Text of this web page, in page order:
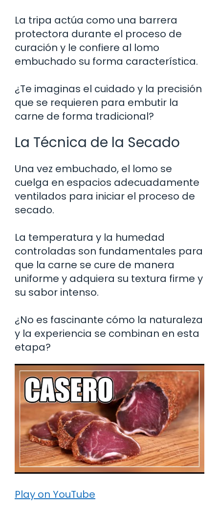
La tripa actúa como una barrera
protectora durante el proceso de
curación y le confiere al lomo
embuchado su forma característica.
¿Te imaginas el cuidado y la precisión
que se requieren para embutir la
carne de forma tradicional?
La Técnica de la Secado
Una vez embuchado, el lomo se
cuelga en espacios adecuadamente
ventilados para iniciar el proceso de
secado.
La temperatura y la humedad
controladas son fundamentales para
que la carne se cure de manera
uniforme y adquiera su textura firme y
su sabor intenso.
¿No es fascinante cómo la naturaleza
y la experiencia se combinan en esta
etapa?
Play on YouTube